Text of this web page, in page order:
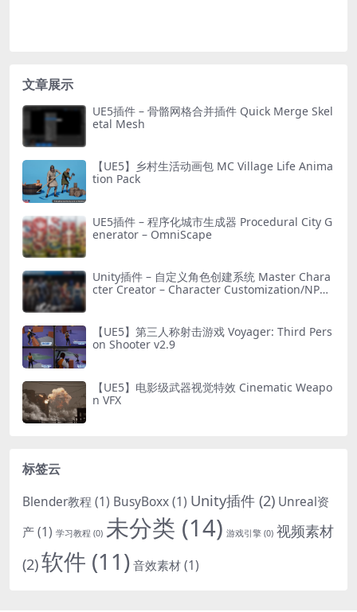
文章展示
UE5插件 – 骨骼网格合并插件 Quick Merge Skel
etal Mesh
【UE5】乡村生活动画包 MC Village Life Anima
tion Pack
UE5插件 – 程序化城市生成器 Procedural City G
enerator – OmniScape
Unity插件 – 自定义角色创建系统 Master Chara
cter Creator – Character Customization/NPC
【UE5】第三人称射击游戏 Voyager: Third Pers
on Shooter v2.9
【UE5】电影级武器视觉特效 Cinematic Weapo
n VFX
标签云
Blender教程 (1) BusyBoxx(1) Unity插件 (2) Unreal资
产(1) 学习教程 (0) 未分类 (14) 游戏引擎 (0) 视频素材
(2)软件 (11)音效素材(1)